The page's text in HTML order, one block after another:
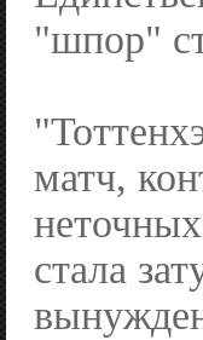
"шпор"
матч,
стала